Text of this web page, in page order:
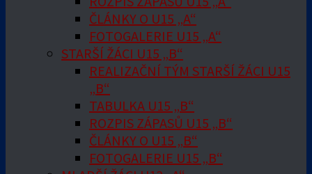
ČLÁNKY O U15 „A“
FOTOGALERIE U15 „A“
STARŠÍ ŽÁCI U15 „B“
REALIZAČNÍ TÝM STARŠÍ ŽÁCI U15
„B“
TABULKA U15 „B“
ROZPIS ZÁPASŮ U15 „B“
ČLÁNKY O U15 „B“
FOTOGALERIE U15 „B“